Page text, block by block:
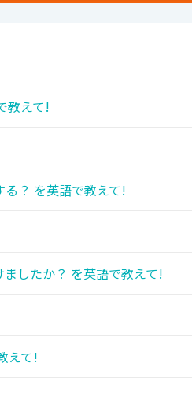
教えて!
？ を英語で教えて!
したか？ を英語で教えて!
えて!